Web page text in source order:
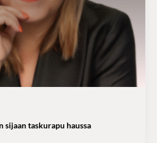
sijaan taskurapu haussa